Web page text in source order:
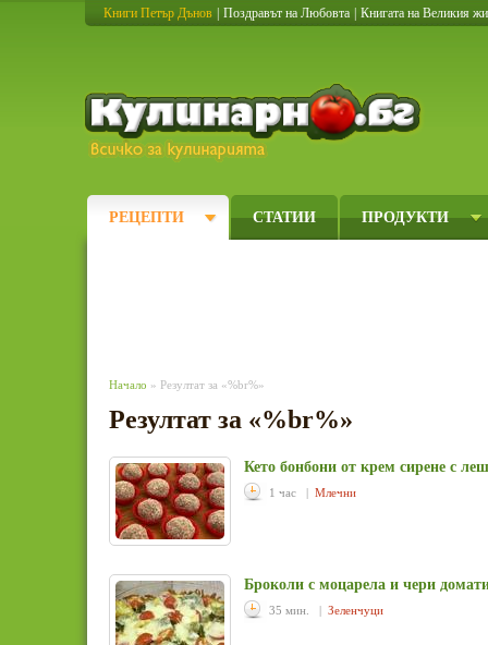
Книги Петър Дънов Поздравът на Любовта Книгата на Великия
РЕЦЕПТИ СТАТИИ ПРОДУКТИ
Начало » Резултат за «%br%»
Резултат за «%br%»
Кето бонбони от крем сирене с
1 час | Млечни
Броколи с моцарела и чери
35 мин. | Зеленчуци